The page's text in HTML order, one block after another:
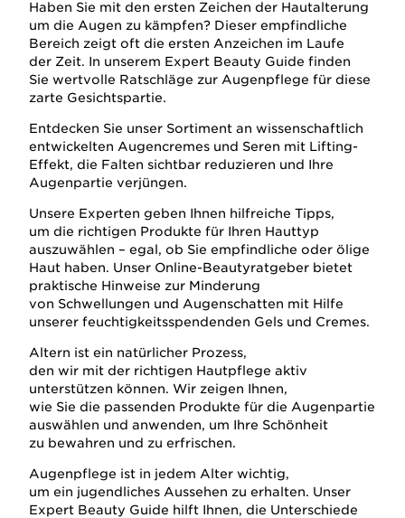
Haben Sie mit den ersten Zeichen der Hautalterung
um die Augen zu kämpfen? Dieser empfindliche
Bereich zeigt oft die ersten Anzeichen im Laufe
der Zeit. In unserem Expert Beauty Guide finden
Sie wertvolle Ratschläge zur Augenpflege für diese
zarte Gesichtspartie.
Entdecken Sie unser Sortiment an wissenschaftlich
entwickelten Augencremes und Seren mit Lifting-
Effekt, die Falten sichtbar reduzieren und Ihre
Augenpartie verjüngen.
Unsere Experten geben Ihnen hilfreiche Tipps,
um die richtigen Produkte für Ihren Hauttyp
auszuwählen – egal, ob Sie empfindliche oder ölige
Haut haben. Unser Online-Beautyratgeber bietet
praktische Hinweise zur Minderung
von Schwellungen und Augenschatten mit Hilfe
unserer feuchtigkeitsspendenden Gels und Cremes.
Altern ist ein natürlicher Prozess,
den wir mit der richtigen Hautpflege aktiv
unterstützen können. Wir zeigen Ihnen,
wie Sie die passenden Produkte für die Augenpartie
auswählen und anwenden, um Ihre Schönheit
zu bewahren und zu erfrischen.
Augenpflege ist in jedem Alter wichtig,
um ein jugendliches Aussehen zu erhalten. Unser
Expert Beauty Guide hilft Ihnen, die Unterschiede